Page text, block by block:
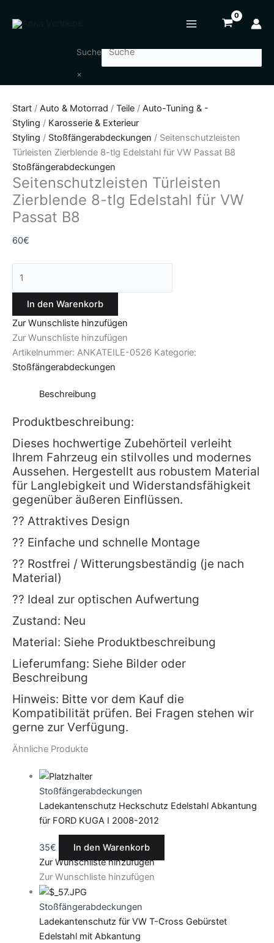
Inhalt
Suche
×
Start / Auto & Motorrad / Teile / Auto-Tuning & -
Styling / Karosserie & Exterieur
Styling / Stoßfängerabdeckungen / Seitenschutzleisten
Türleisten Zierblende 8-tlg Edelstahl für VW Passat B8
Stoßfängerabdeckungen
Seitenschutzleisten Türleisten
Zierblende 8-tlg Edelstahl für VW
Passat B8
60€
Türleisten
VW
Passat
B8
Menge
In den Warenkorb
Zur Wunschliste hinzufügen
Zur Wunschliste hinzufügen
Artikelnummer: ANKATEILE-0526 Kategorie:
Stoßfängerabdeckungen
Beschreibung
Produktbeschreibung:
Dieses hochwertige Zubehörteil verleiht
Ihrem Fahrzeug ein stilvolles und modernes
Aussehen. Hergestellt aus robustem Material
für Langlebigkeit und Widerstandsfähigkeit
gegenüber äußeren Einflüssen.
?? Attraktives Design
?? Einfache und schnelle Montage
?? Rostfrei / Witterungsbeständig (je nach
Material)
?? Ideal zur optischen Aufwertung
Zustand: Neu
Material: Siehe Produktbeschreibung
Lieferumfang: Siehe Bilder oder
Beschreibung
Hinweis: Bitte vor dem Kauf die
Kompatibilität prüfen. Bei Fragen stehen wir
gerne zur Verfügung.
Ähnliche Produkte
Stoßfängerabdeckungen
Ladekantenschutz Heckschutz Edelstahl Abkantung
für FORD KUGA I 2008-2012
35€
In den Warenkorb
Zur Wunschliste hinzufügen
Zur Wunschliste hinzufügen
Stoßfängerabdeckungen
Ladekantenschutz für VW T-Cross Gebürstet
Edelstahl mit Abkantung